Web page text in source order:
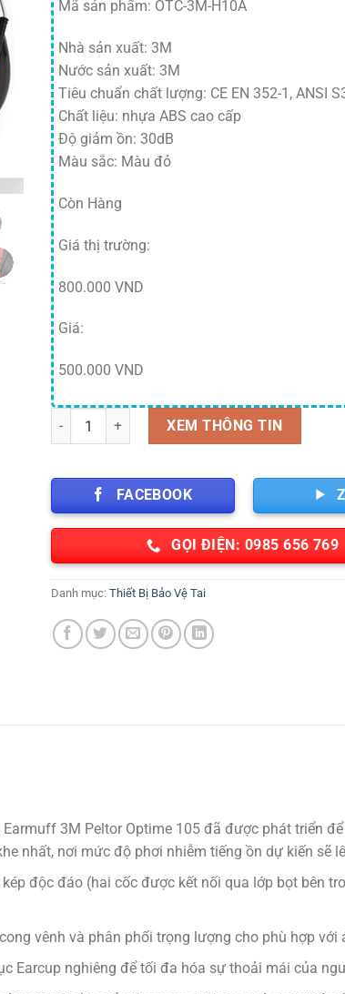
Mã sản phẩm: OTC-3M-H10A
Nhà sản xuất: 3M
Nước sản xuất: 3M
Tiêu chuẩn chất lượng: CE EN 352-1, ANSI
Chất liệu: nhựa ABS cao cấp
Độ giảm ồn: 30dB
Màu sắc: Màu đỏ
Còn Hàng
Giá thị trường:
800.000 VND
Giá:
500.000 VND
Ốp tai chống ồn 3m H10A số lượng
XEM THÔNG TIN
FACEBOOK
GỌI ĐIỆN: 0985 656 769
Danh mục:Thiết Bị Bảo Vệ Tai
3M Peltor Optime 105 đã được phát triển
nhất, nơi mức độ phơi nhiễm tiếng ồn dự kiến sẽ
độc đáo (hai cốc được kết nối qua lớp bọt bên
vênh và phân phối trọng lượng cho phù hợp với
Earcup nghiêng để tối đa hóa sự thoải mái của